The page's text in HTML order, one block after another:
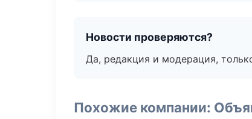
Новости проверяются?
Да, редакция и модерация,
Похожие компании: